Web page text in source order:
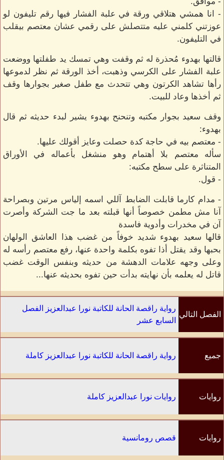
- انا همشي هتلاقي ورقة في علبة الفشار فيها رقم تليفون لو
عوزتني كلمني عليه متتصلش على رقمي عشان معتصم بيقلب
في التليفون.
قالتها بهدوء مُحذرة له ثم وقفت وهي تمسك يد طفلتها ووضعت
علبة الفشار على الكرسي وذهبت، أخذ الورقة ثم نظر لدموعها
رأها تشاهد الكرتون وهي تتحدث مع طفل صغير بجوارها وقف
ثم أخذها وعاد للبيت.
وقف سعيد بجوار مكتبه وتنحنح بهدوء يشير لبدء حديثه ثم قال
بهدوء:
- معتصم بيه في حاجة كدة حصلت وعايز أقولك عليها.
سأله معتصم بلا أهتمام وهو منشغل بأعماله في الأوراق
المتناثرة على سطح مكتبه:
- قول.
- مدام كارما قابلت الضابط آللي اسمه إلياس مرتين وبصراحة
آنا مش مطمن خصوصاً أنها قبلته بعد ما جت الشركة وأصرت
آن في مخدرات وأدوية فاسدة
قالها سعيد بهدوء شديد خوفاً من غضب هذا العاشق الولهان
بحبها وقد يقتل أذا تفوه بكلمة واحدة عنها، رفع معتصم رأسه له
وعلى وجهه علامات الدهشة من حديثه وبنفس الوقت غضب
قاتل له يعلمه بأن نهايته بدأت حين تفوه بحديثه عنها...
الفصل التالي
رواية راقصة الحانة للكاتبة نورا عبدالعزيز الفصل
السابع عشر
جميع رواية راقصة الحانة للكاتبة نورا عبدالعزيز كاملة
روايات روايات نورا عبدالعزيز كاملة
روايات قصص رومانسية